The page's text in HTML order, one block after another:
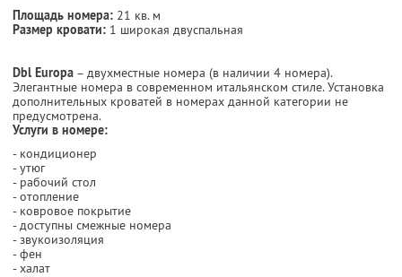
Площадь номера: 21 кв. м
Размер кровати: 1 широкая двуспальная
Dbl Europa – двухместные номера (в наличии 4 номера).
Элегантные номера в современном итальянском стиле. Установка
дополнительных кроватей в номерах данной категории не
предусмотрена.
Услуги в номере:
- кондиционер
- утюг
- рабочий стол
- отопление
- ковровое покрытие
- доступны смежные номера
- звукоизоляция
- фен
- халат